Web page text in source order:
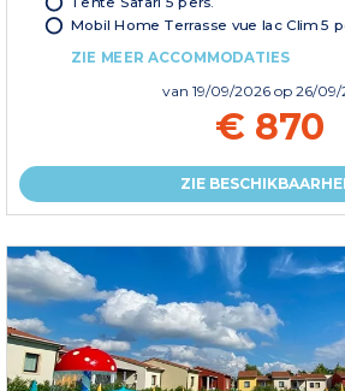
Mobil Home Terrasse vue lac Clim 5
ZIE MEER ACCOMMODATIES
van 19/09/2026 op 26/09/
€ 870
ZIE